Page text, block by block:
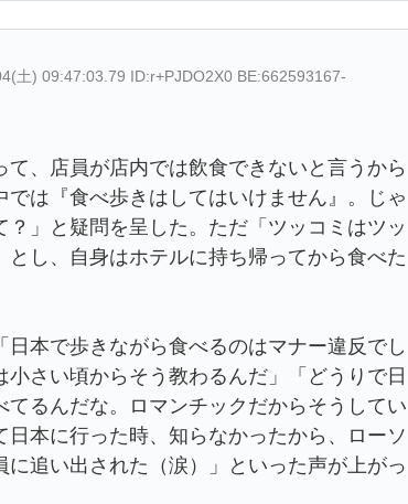
土) 09:47:03.79 ID:r+PJDO2X0 BE:662593167-
、店員が店内では飲食できないと言うから
は『食べ歩きはしてはいけません』。じゃ
」と疑問を呈した。ただ「ツッコミはツッ
し、自身はホテルに持ち帰ってから食べた
本で歩きながら食べるのはマナー違反でし
さい頃からそう教わるんだ」「どうりで日
るんだな。ロマンチックだからそうしてい
本に行った時、知らなかったから、ローソ
追い出された（涙）」といった声が上がっ